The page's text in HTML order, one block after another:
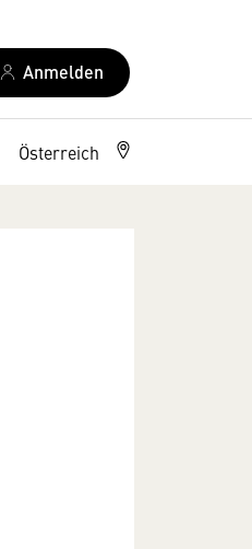
Anmelden
Österreich